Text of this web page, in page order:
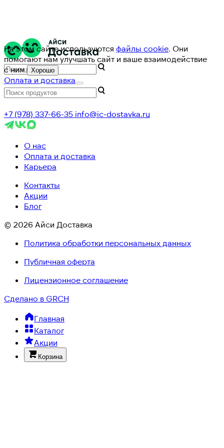
На этом сайте используются файлы cookie. Они
помогают нам улучшать сайт и ваше взаимодействие
с ним. Хорошо
Оплата и доставка
+7 (978) 337-66-35 info@ic-dostavka.ru
О нас
Оплата и доставка
Карьера
Контакты
Акции
Блог
© 2026 Айси Доставка
Политика обработки персональных данных
Публичная оферта
Лицензионное соглашение
Сделано в GRCH
Главная
Каталог
Акции
Корзина